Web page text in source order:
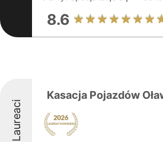
8.6
Laureaci
Kasacja Pojazdów